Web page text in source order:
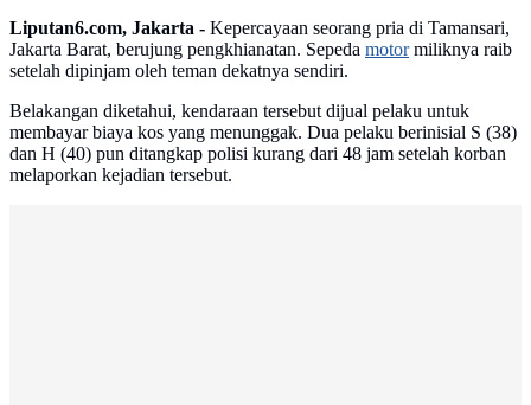
Liputan6.com, Jakarta - Kepercayaan seorang pria di Tamansari,
Jakarta Barat, berujung pengkhianatan. Sepeda motormiliknya raib
setelah dipinjam oleh teman dekatnya sendiri.
Belakangan diketahui, kendaraan tersebut dijual pelaku untuk
membayar biaya kos yang menunggak. Dua pelaku berinisial S (38)
dan H (40) pun ditangkap polisi kurang dari 48 jam setelah korban
melaporkan kejadian tersebut.